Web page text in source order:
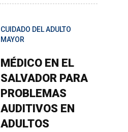
CUIDADO DEL ADULTO
MAYOR
MÉDICO EN EL
SALVADOR PARA
PROBLEMAS
AUDITIVOS EN
ADULTOS